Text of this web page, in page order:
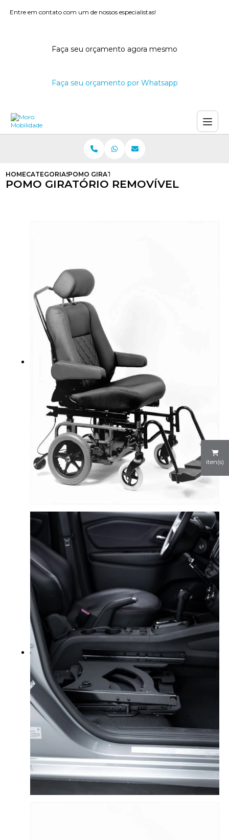
Entre em contato com um de nossos especialistas!
Faça seu orçamento agora mesmo
Faça seu orçamento por Whatsapp
iten(s)
HOMECATEGORIASPOMO GIRATORIO REMOVIVEL
POMO GIRATÓRIO REMOVÍVEL